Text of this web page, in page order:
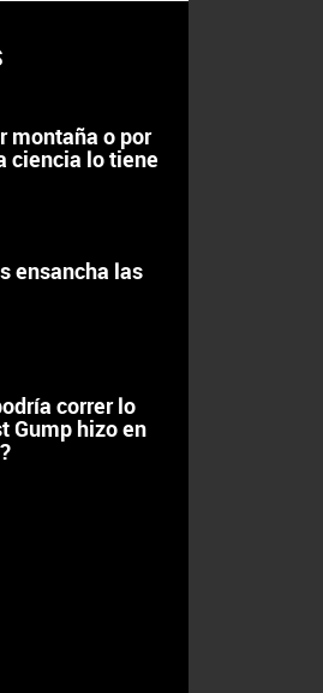
montaña o por
ciencia lo tiene
ensancha las
correr lo
Gump hizo en